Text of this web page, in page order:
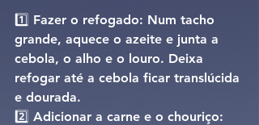
1️⃣ Fazer o refogado: Num tacho
grande, aquece o azeite e junta a
cebola, o alho e o louro. Deixa
refogar até a cebola ficar translúcida
e dourada.
2️⃣ Adicionar a carne e o chouriço: